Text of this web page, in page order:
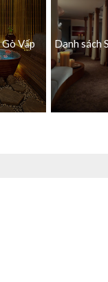
Vấp Danh sách